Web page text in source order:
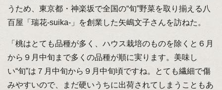
うため、東京都・神楽坂で全国の“旬”野菜を取り揃える八
百屋「瑞花-suika-」を創業した矢嶋文子さんを訪ねた。
「桃はとても品種が多く、ハウス栽培のものを除くと６月
から９月中旬まで多くの品種が順に実ります。美味し
い“旬”は７月中旬から９月中旬頃ですね。とても繊細で傷
みやすいので、まだ硬いうちに出荷されてしまうこともあ